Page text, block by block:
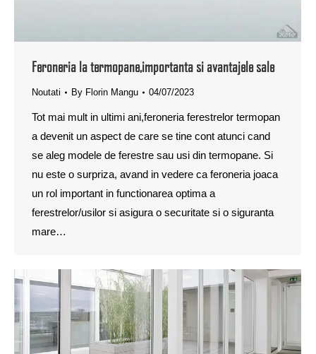
Feroneria la termopane,importanta si avantajele sale
Noutati By Florin Mangu 04/07/2023
Tot mai mult in ultimi ani,feroneria ferestrelor termopan
a devenit un aspect de care se tine cont atunci cand
se aleg modele de ferestre sau usi din termopane. Si
nu este o surpriza, avand in vedere ca feroneria joaca
un rol important in functionarea optima a
ferestrelor/usilor si asigura o securitate si o siguranta
mare…